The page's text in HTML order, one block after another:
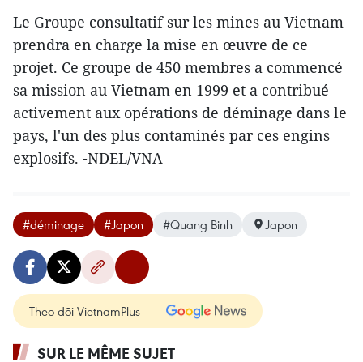
Le Groupe consultatif sur les mines au Vietnam
prendra en charge la mise en œuvre de ce
projet. Ce groupe de 450 membres a commencé ​
sa mission au Vietnam​ en 1999 et a contribué
activement aux opérations de déminage dans le
pays, l'un des plus contaminés par ces engins
explosifs. -NDEL/VNA
#déminage #Japon #Quang Binh Japon
Theo dõi VietnamPlus
SUR LE MÊME SUJET